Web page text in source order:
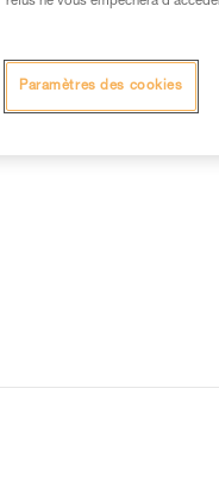
Paramètres des cookies